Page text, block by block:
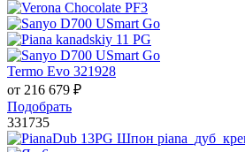
Termo Evo 321928
от 216 679 ₽
Подобрать
331735